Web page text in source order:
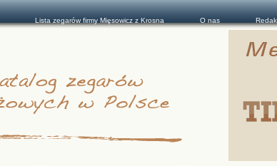
Lista zegarów firmy Mięsowicz z Krosna O nas